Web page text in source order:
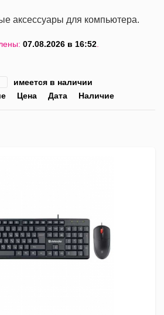
аксессуары для компьютера.
07.08.2026 в 16:52.
имеется в наличии
Цена Дата Наличие